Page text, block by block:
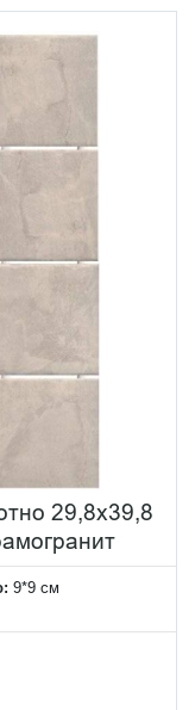
29,8х39,8
9*9 см